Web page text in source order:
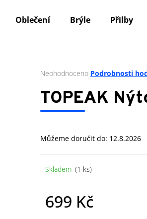
Oblečení Brýle Přilby
Průměrné
produktu
je
0,0
hvězdiček.
Neohodnoceno Podrobnosti
TOPEAK
Můžeme doručit do: 12.8.2026
Skladem (1 ks)
699 Kč
HLEDAT